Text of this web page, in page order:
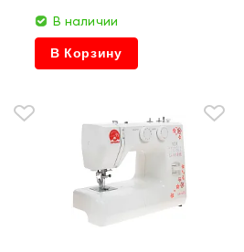
В наличии
В Корзину